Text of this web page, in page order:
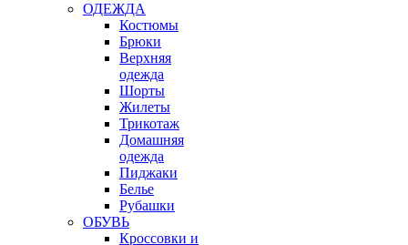
ОДЕЖДА
Костюмы
Брюки
Верхняя
одежда
Шорты
Жилеты
Трикотаж
Домашняя
одежда
Пиджаки
Белье
Рубашки
ОБУВЬ
Кроссовки и